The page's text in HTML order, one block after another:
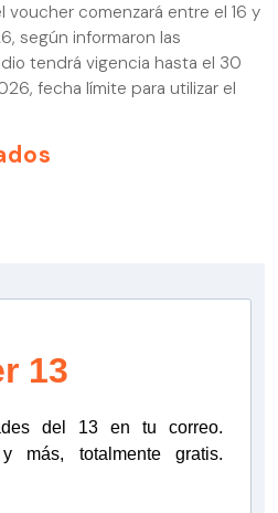
voucher comenzará entre el 16 y
según informaron las
tendrá vigencia hasta el 30
fecha límite para utilizar el
13
del 13 en tu correo.
más, totalmente gratis.